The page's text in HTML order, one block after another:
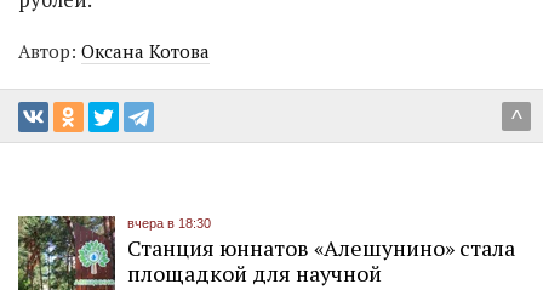
Автор: Оксана Котова
^
вчера в 18:30
Станция юннатов «Алешунино» стала
площадкой для научной